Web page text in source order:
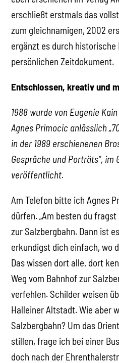
erschließt erstmals das
zum gleichnamigen, 2002
ergänzt es durch
persönlichen Zeitdokument.
Entschlossen, kreativ und
1988 wurde von Eugenie
Agnes Primocic anlässlich
in der 1989 erschienenen
Gespräche und Porträts“, im
veröffentlicht.
Am Telefon bitte ich Agnes
dürfen. „Am besten du
zur Salzbergbahn. Dann ist
erkundigst dich einfach, wo
Das wissen dort alle, dort
Weg vom Bahnhof zur
verfehlen. Schilder weisen
Halleiner Altstadt. Wie aber
Salzbergbahn? Um das
stillen, frage ich bei einer
doch nach der